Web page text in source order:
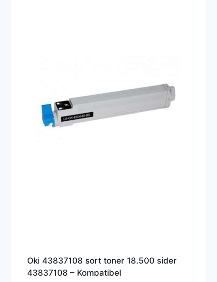
Oki 43837108 sort toner 18.500 sider
43837108 – Kompatibel